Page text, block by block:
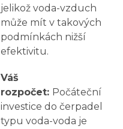
jelikož voda-vzduch
může mít v takových
podmínkách nižší
efektivitu.
Váš
rozpočet: Počáteční
investice do čerpadel
typu voda-voda je